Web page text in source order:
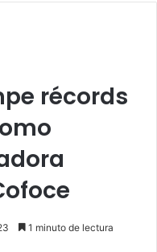
récords
1 minuto de lectura